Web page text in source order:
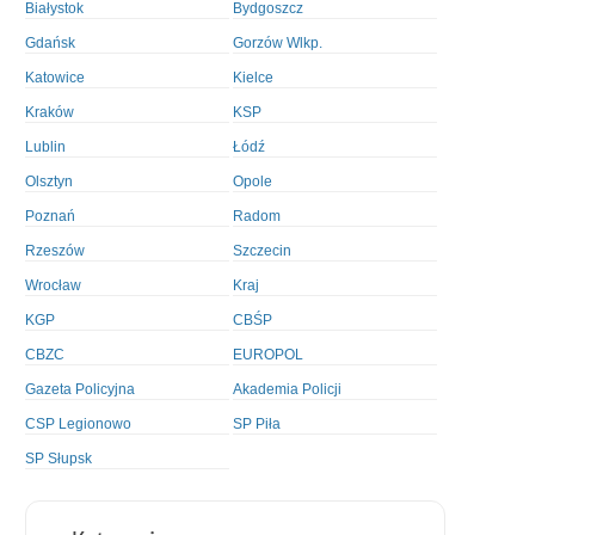
Białystok Bydgoszcz
Gdańsk Gorzów Wlkp.
Katowice Kielce
Kraków KSP
Lublin Łódź
Olsztyn Opole
Poznań Radom
Rzeszów Szczecin
Wrocław Kraj
KGP CBŚP
CBZC EUROPOL
Gazeta Policyjna Akademia Policji
CSP Legionowo SP Piła
SP Słupsk